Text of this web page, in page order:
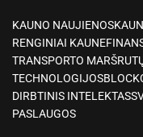
KAUNO NAUJIENOS
RENGINIAI KAUNE
TRANSPORTO
TECHNOLOGIJOS
DIRBTINIS INTELEKTAS
PASLAUGOS